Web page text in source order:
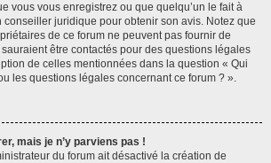
vous vous enregistrez ou que quelqu’un le fait à
conseiller juridique pour obtenir son avis. Notez que
de ce forum ne peuvent pas fournir de
être contactés pour des questions légales
de celles mentionnées dans la question « Qui
les questions légales concernant ce forum ? ».
mais je n’y parviens pas !
du forum ait désactivé la création de